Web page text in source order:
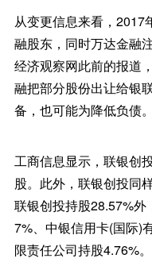
从变更信息来看，2017
融股东，同时万达金融
经济观察网此前的报道
融把部分股份出让给银
备，也可能为降低负债。
工商信息显示，联银创
股。此外，联银创投同
联银创投持股28.57%
7%、中银信用卡(国际)
限责任公司持股4.76%